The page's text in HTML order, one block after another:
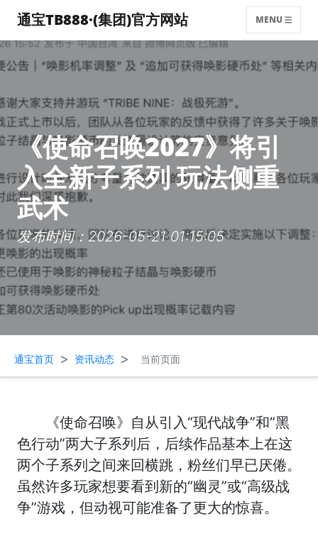
通宝TB888·(集团)官方网站 MENU
《使命召唤2027》将引
入全新子系列 玩法侧重
武术
发布时间：2026-05-21 01:15:05
通宝首页 > 资讯动态 > 当前页面
《使命召唤》自从引入“现代战争”和“黑
色行动”两大子系列后，后续作品基本上在这
两个子系列之间来回横跳，粉丝们早已厌倦。
虽然许多玩家想要看到新的“幽灵”或“高级战
争”游戏，但动视可能准备了更大的惊喜。